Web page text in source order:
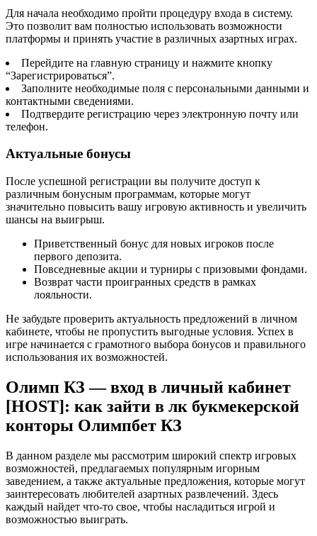
Для начала необходимо пройти процедуру входа в систему.
Это позволит вам полностью использовать возможности
платформы и принять участие в различных азартных играх.
Перейдите на главную страницу и нажмите кнопку
“Зарегистрироваться”.
Заполните необходимые поля с персональными данными и
контактными сведениями.
Подтвердите регистрацию через электронную почту или
телефон.
Актуальные бонусы
После успешной регистрации вы получите доступ к
различным бонусным программам, которые могут
значительно повысить вашу игровую активность и увеличить
шансы на выигрыш.
Приветственный бонус для новых игроков после
первого депозита.
Повседневные акции и турниры с призовыми фондами.
Возврат части проигранных средств в рамках
лояльности.
Не забудьте проверить актуальность предложений в личном
кабинете, чтобы не пропустить выгодные условия. Успех в
игре начинается с грамотного выбора бонусов и правильного
использования их возможностей.
Олимп КЗ — вход в личный кабинет
[HOST]: как зайти в лк букмекерской
конторы Олимпбет КЗ
В данном разделе мы рассмотрим широкий спектр игровых
возможностей, предлагаемых популярным игорным
заведением, а также актуальные предложения, которые могут
заинтересовать любителей азартных развлечений. Здесь
каждый найдет что-то свое, чтобы насладиться игрой и
возможностью выиграть.